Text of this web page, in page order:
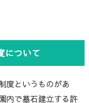
について
度というものがあ
内で墓石建立する許